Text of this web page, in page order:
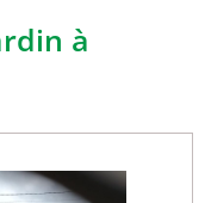
à